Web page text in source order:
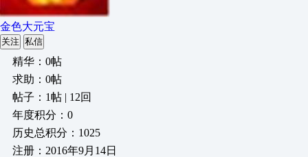
金色大元宝
关注 私信
精华：0帖
求助：0帖
帖子：1帖 | 12回
年度积分：0
历史总积分：1025
注册：2016年9月14日